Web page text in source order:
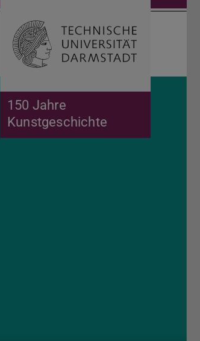
150 Jahre
Kunstgeschichte
Suche öffnen